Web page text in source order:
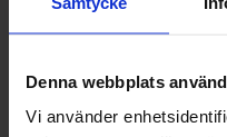
Denna webbplats
Vi använder